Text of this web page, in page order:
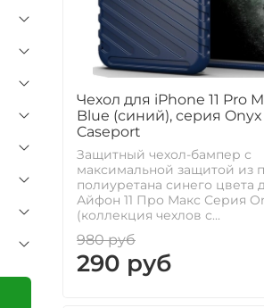
Чехол для iPhone 11 Pro
Blue (синий), серия Onyx
Caseport
Защитный чехол-бампер с
максимальной защитой из
полиуретана синего цвета
Айфон 11 Про Макс Серия
(коллекция чехлов с...
980 руб
290 руб